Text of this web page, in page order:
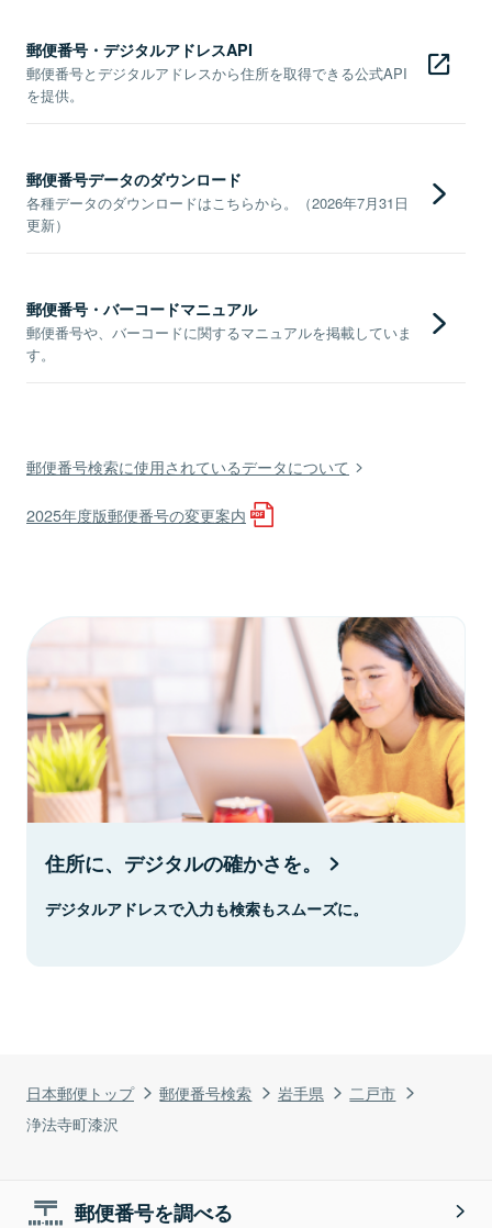
日本郵便トップ 郵便番号検索 岩手県
二戸市
浄法寺町漆沢
郵便番号・デジタルアドレスAPI
郵便番号とデジタルアドレスから住所を取得できる公式API
を提供。
郵便番号データのダウンロード
各種データのダウンロードはこちらから。（2026年7月31日
更新）
郵便番号・バーコードマニュアル
郵便番号や、バーコードに関するマニュアルを掲載していま
す。
郵便番号検索に使用されているデータについて
2025年度版郵便番号の変更案内
住所に、デジタルの確かさを。
デジタルアドレスで入力も検索もスムーズに。
郵便番号を調べる